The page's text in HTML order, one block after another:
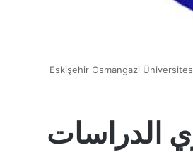
الدراسات